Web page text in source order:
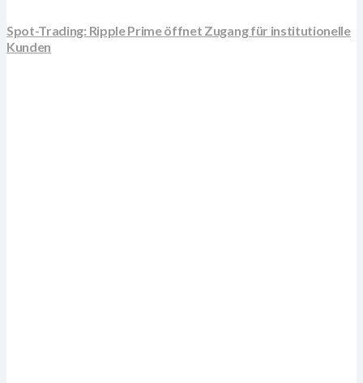
Spot-Trading: Ripple Prime öffnet Zugang für institutionelle
Kunden